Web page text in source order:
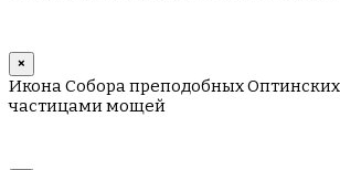
×
Икона Собора преподобных Оптинских
частицами мощей